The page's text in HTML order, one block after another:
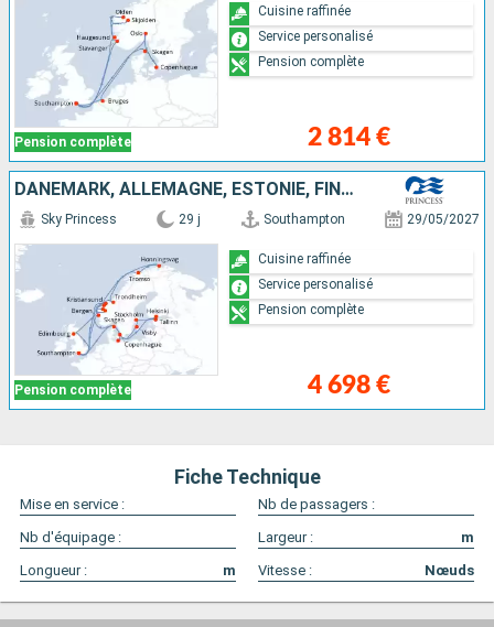
Pension complète 2 814 €
Cuisine raffinée
Service personalisé
Pension complète
DANEMARK, ALLEMAGNE, ESTONIE, FINLANDE, SUÈDE, ROYAUME-UNI, NORVÈGE
Pension complète
Sky Princess 29 j Southampton 29/05/2027
4 698 €
Cuisine raffinée
Service personalisé
Pension complète
Fiche Technique
Mise en service :
Nb de passagers :
Nb d'équipage :
Largeur :
m
Longueur :
m Vitesse : Nœuds